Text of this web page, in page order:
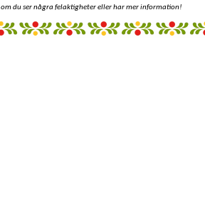
om du ser några felaktigheter eller har mer information!